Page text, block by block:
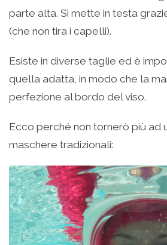
parte alta. Si mette in testa
(che non tira i capelli).
Esiste in diverse taglie ed è
quella adatta, in modo che la
perfezione al bordo del viso.
Ecco perché non tornerò più ad
maschere tradizionali: